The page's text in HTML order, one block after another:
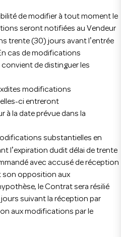
de modifier à tout moment le
seront notifiées au Vendeur
trente (30) jours avant l ’entrée
cas de modifications
de distinguer les
modifications
ci entreront
à la date prévue dans la
substantielles en
l ’expiration dudit délai de trente
avec accusé de réception
son opposition aux
le Contrat sera résilié
jours suivant la réception par
aux modifications par le